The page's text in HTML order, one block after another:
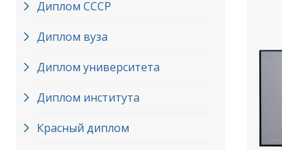
Диплом СССР
Диплом вуза
Диплом университета
Диплом института
Красный диплом